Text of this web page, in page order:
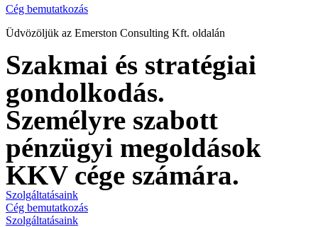
Cég bemutatkozás
Üdvözöljük az Emerston Consulting Kft. oldalán
Szakmai és stratégiai
gondolkodás.
Személyre szabott
pénzügyi megoldások
KKV cége számára.
Szolgáltatásaink
Cég bemutatkozás
Szolgáltatásaink